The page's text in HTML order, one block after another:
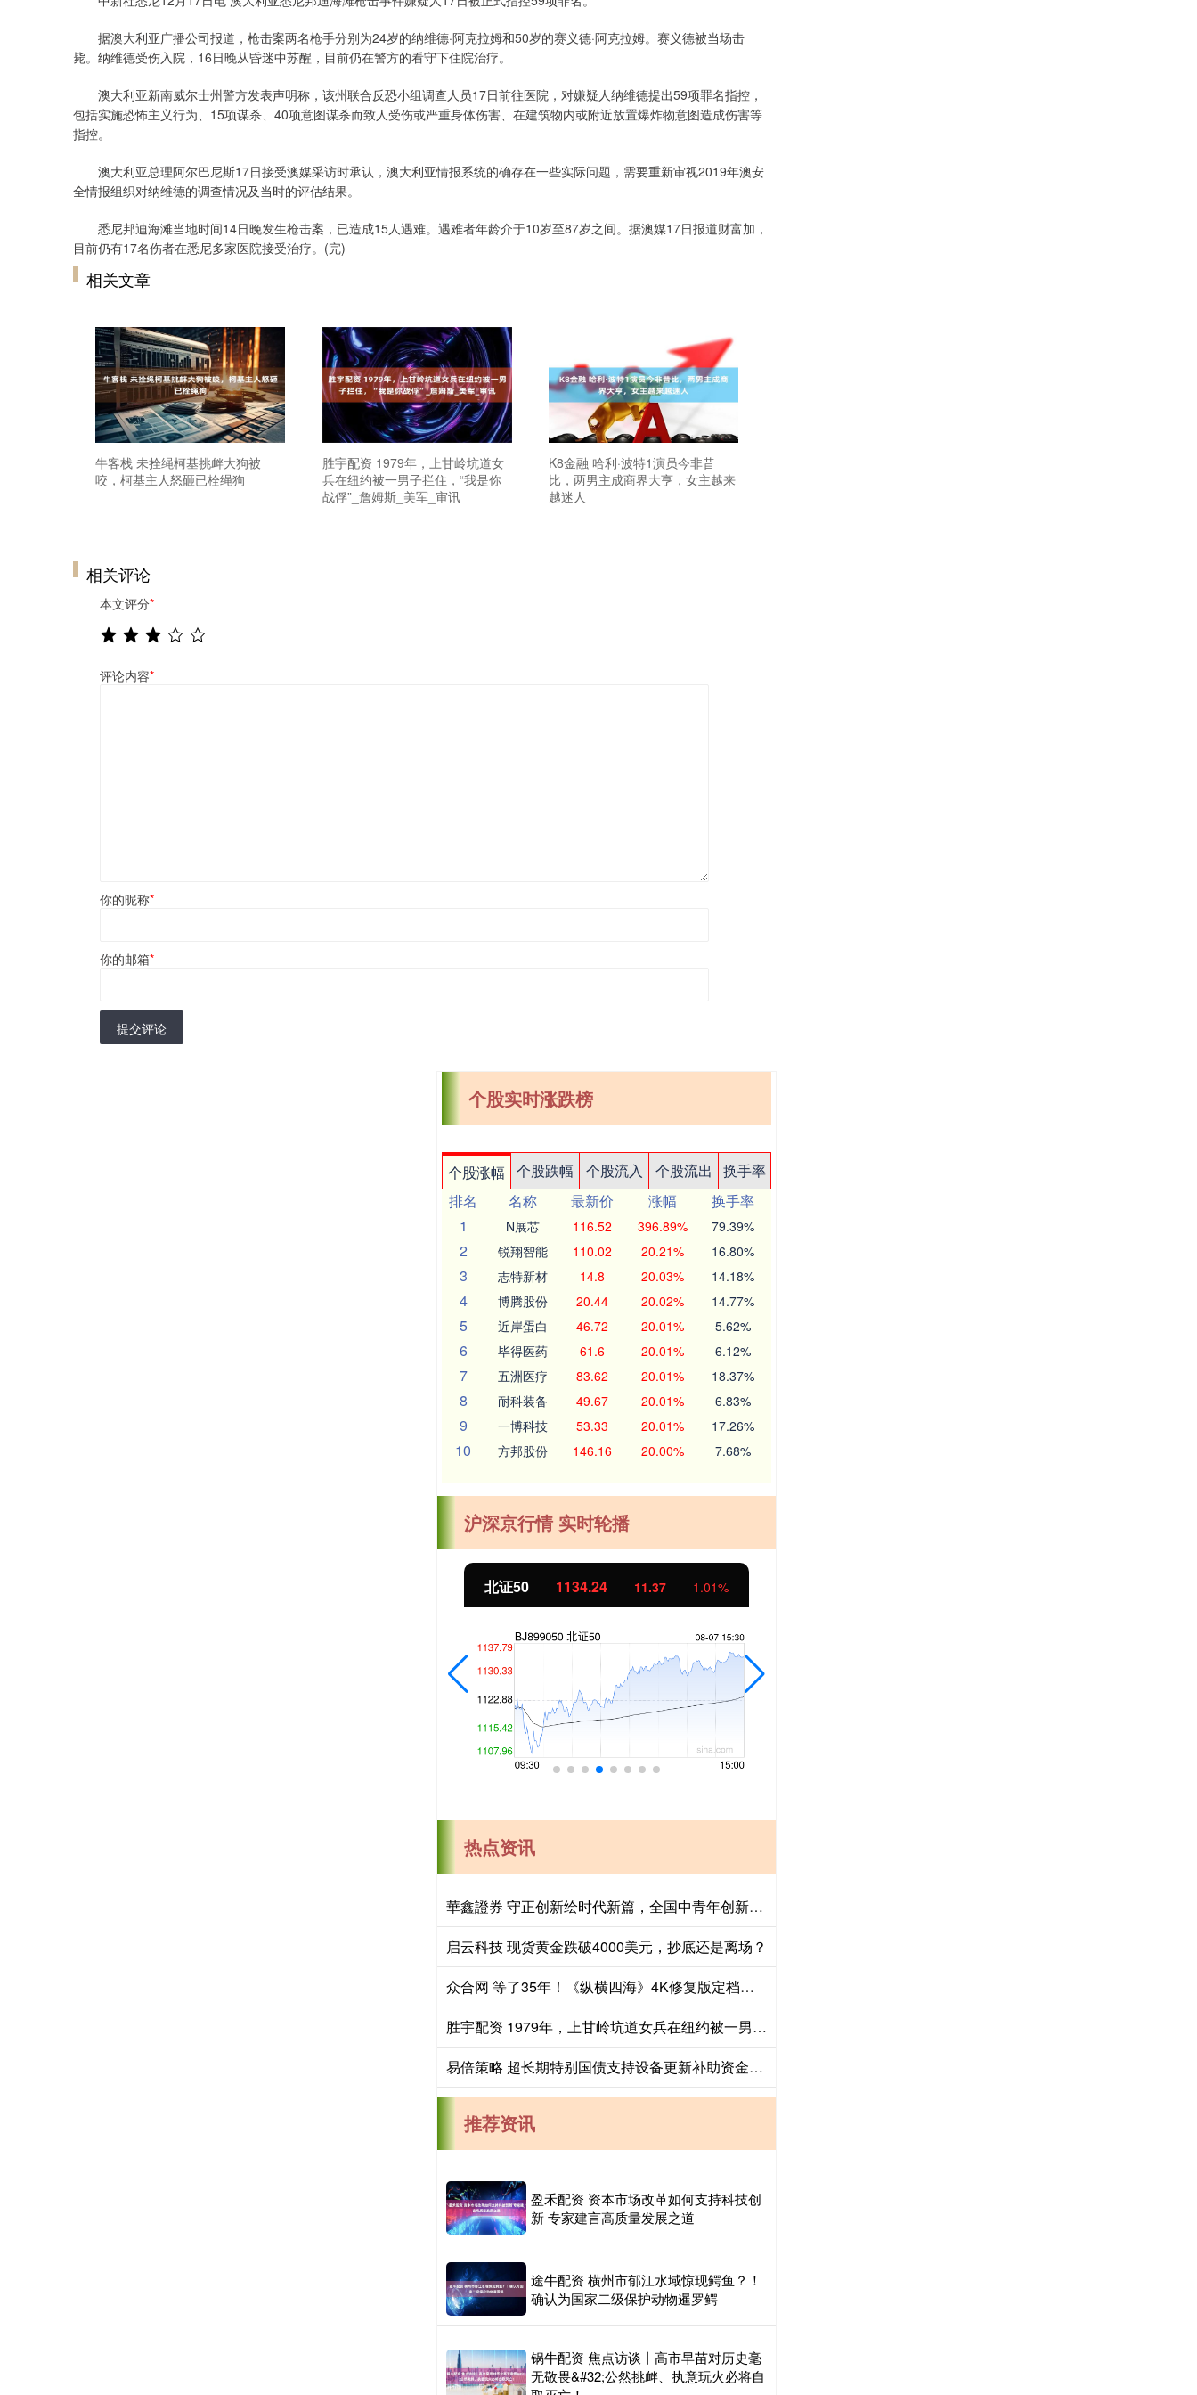
据澳大利亚广播公司报道，枪击案两名枪手分别为24岁的纳维德·阿克拉姆和50岁的赛义德·阿克拉姆。赛义德被当场击
毙。纳维德受伤入院，16日晚从昏迷中苏醒，目前仍在警方的看守下住院治疗。
澳大利亚新南威尔士州警方发表声明称，该州联合反恐小组调查人员17日前往医院，对嫌疑人纳维德提出59项罪名指控，
包括实施恐怖主义行为、15项谋杀、40项意图谋杀而致人受伤或严重身体伤害、在建筑物内或附近放置爆炸物意图造成伤害等
指控。
澳大利亚总理阿尔巴尼斯17日接受澳媒采访时承认，澳大利亚情报系统的确存在一些实际问题，需要重新审视2019年澳安
全情报组织对纳维德的调查情况及当时的评估结果。
悉尼邦迪海滩当地时间14日晚发生枪击案，已造成15人遇难。遇难者年龄介于10岁至87岁之间。据澳媒17日报道财富加，
目前仍有17名伤者在悉尼多家医院接受治疗。(完)
相关文章
牛客栈 未拴绳柯基挑衅大狗被
咬，柯基主人怒砸已栓绳狗
胜宇配资 1979年，上甘岭坑道女
兵在纽约被一男子拦住，“我是你
战俘”_詹姆斯_美军_审讯
K8金融 哈利·波特1演员今非昔
比，两男主成商界大亨，女主越来
越迷人
相关评论
本文评分*
评论内容*
你的昵称*
你的邮箱*
提交评论
个股实时涨跌榜
个股涨幅 个股跌幅 个股流入 个股流出
换手率
排名
名称 最新价 涨幅
换手率
1
N展芯 116.52 396.89% 79.39%
2 锐翔智能 110.02 20.21% 16.80%
3 志特新材 14.8 20.03% 14.18%
4 博腾股份 20.44 20.02% 14.77%
5 近岸蛋白 46.72 20.01% 5.62%
6 毕得医药 61.6 20.01% 6.12%
7 五洲医疗 83.62 20.01% 18.37%
8 耐科装备 49.67 20.01% 6.83%
9 一博科技 53.33 20.01% 17.26%
10 方邦股份 146.16 20.00% 7.68%
沪深京行情 实时轮播
北证50 1134.24 11.37 1.01%
热点资讯
華鑫證券 守正创新绘时代新篇，全国中青年创新艺术展登陆中国美术馆
启云科技 现货黄金跌破4000美元，抄底还是离场？
众合网 等了35年！《纵横四海》4K修复版定档五一，周润发张国荣钟楚红绝版同框
胜宇配资 1979年，上甘岭坑道女兵在纽约被一男子拦住，“我是你战俘”_詹姆斯_美军_审讯
易倍策略 超长期特别国债支持设备更新补助资金下达完毕
推荐资讯
盈禾配资 资本市场改革如何支持科技创
新 专家建言高质量发展之道
途牛配资 横州市郁江水域惊现鳄鱼？！
确认为国家二级保护动物暹罗鳄
锅牛配资 焦点访谈丨高市早苗对历史毫
无敬畏&#32;公然挑衅、执意玩火必将自